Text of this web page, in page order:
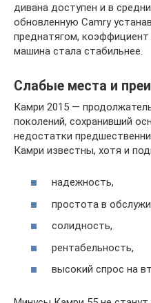
дивана доступен и в
обновленную Camry
преднатягом, коэффициент
машина стала стабильнее.
Слабые места и
Камри 2015 —
поколений, сохранивший
недостатки
Камри известны, хотя и
надежность,
простота в
солидность,
рентабельность,
высокий спрос на